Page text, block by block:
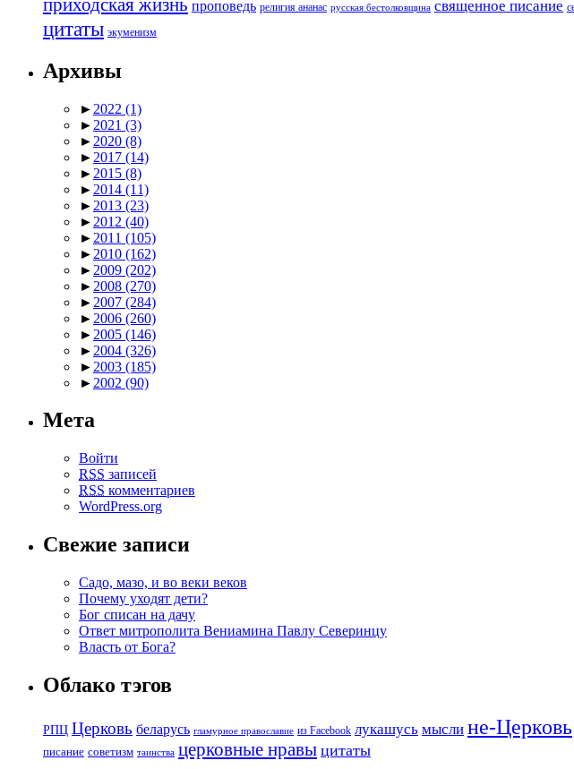
проповедь религия ананас русская бестолковщина священное писание
цитаты экуменизм
Архивы
► 2022 (1)
► 2021 (3)
► 2020 (8)
► 2017 (14)
► 2015 (8)
► 2014 (11)
► 2013 (23)
► 2012 (40)
► 2011 (105)
► 2010 (162)
► 2009 (202)
► 2008 (270)
► 2007 (284)
► 2006 (260)
► 2005 (146)
► 2004 (326)
► 2003 (185)
► 2002 (90)
Мета
Войти
RSS записей
RSS комментариев
WordPress.org
Свежие записи
Садо, мазо, и во веки веков
Почему уходят дети?
Бог списан на дачу
Ответ митрополита Вениамина Павлу Северинцу
Власть от Бога?
Облако тэгов
РПЦ Церковь беларусь гламурное православие из Facebook лукашусь мысли не-Церковь
писание советизм таинства церковные нравы цитаты